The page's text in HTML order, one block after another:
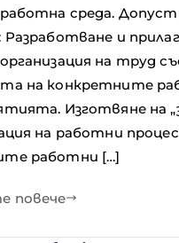
работна среда.
и
на труд
на конкретните
Изготвяне на
на работни
работни […]
повече